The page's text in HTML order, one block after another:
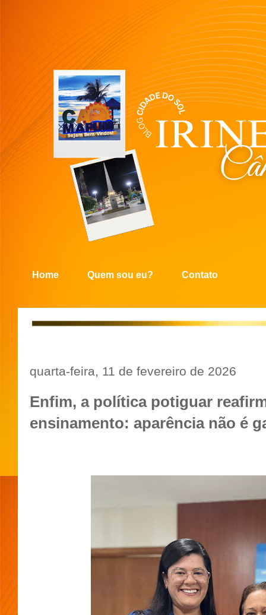
Home Quem sou eu? Contato
quarta-feira, 11 de fevereiro de 2026
Enfim, a política potiguar
ensinamento: aparência não é